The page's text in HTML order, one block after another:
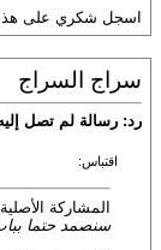
اسجل شكري على هذه
سراج السراج
رد: رسالة لم تصل إليه
اقتباس:
المشاركة الأصلية
سنصمد حتما